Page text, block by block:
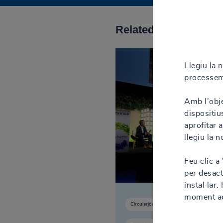
Related work
Circularidad
Llegiu la
Amb
aprofitar
llegiu la
Feu clic
per
instal·lar.
moment